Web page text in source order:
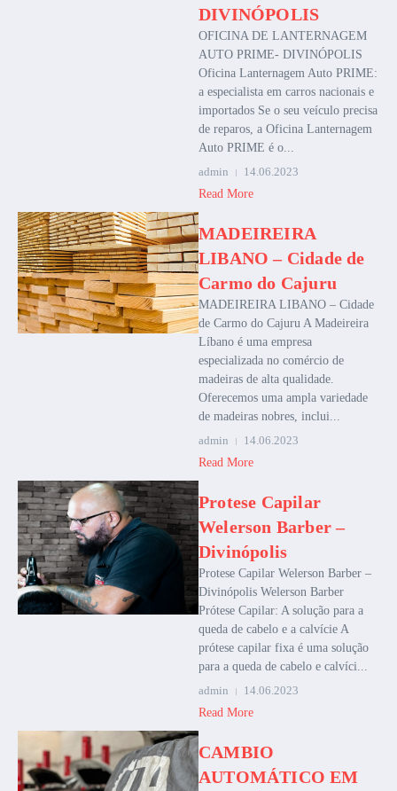
DIVINÓPOLIS
OFICINA DE LANTERNAGEM
AUTO PRIME- DIVINÓPOLIS
Oficina Lanternagem Auto PRIME:
a especialista em carros nacionais e
importados Se o seu veículo precisa
de reparos, a Oficina Lanternagem
Auto PRIME é o...
admin
14.06.2023
Read More
MADEIREIRA
LIBANO – Cidade de
Carmo do Cajuru
MADEIREIRA LIBANO – Cidade
de Carmo do Cajuru A Madeireira
Líbano é uma empresa
especializada no comércio de
madeiras de alta qualidade.
Oferecemos uma ampla variedade
de madeiras nobres, inclui...
admin
14.06.2023
Read More
Protese Capilar
Welerson Barber –
Divinópolis
Protese Capilar Welerson Barber –
Divinópolis Welerson Barber
Prótese Capilar: A solução para a
queda de cabelo e a calvície A
prótese capilar fixa é uma solução
para a queda de cabelo e calvíci...
admin
14.06.2023
Read More
CAMBIO
AUTOMÁTICO EM